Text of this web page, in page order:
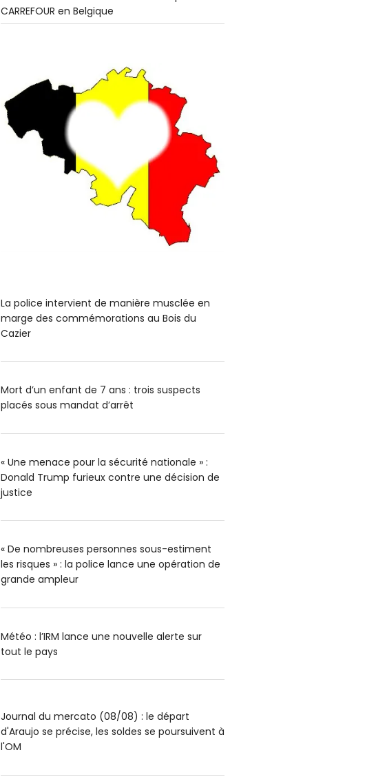
CARREFOUR en Belgique
La police intervient de manière musclée en
marge des commémorations au Bois du
Cazier
Mort d’un enfant de 7 ans : trois suspects
placés sous mandat d’arrêt
« Une menace pour la sécurité nationale » :
Donald Trump furieux contre une décision de
justice
« De nombreuses personnes sous-estiment
les risques » : la police lance une opération de
grande ampleur
Météo : l’IRM lance une nouvelle alerte sur
tout le pays
Journal du mercato (08/08) : le départ
d'Araujo se précise, les soldes se poursuivent à
l'OM